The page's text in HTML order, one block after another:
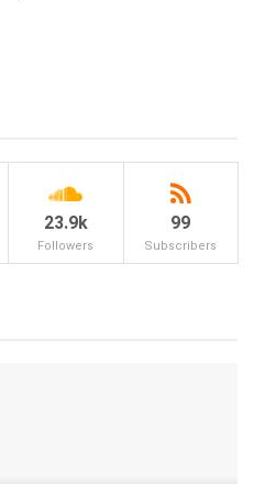
23.9k
Followers
99
Subscribers